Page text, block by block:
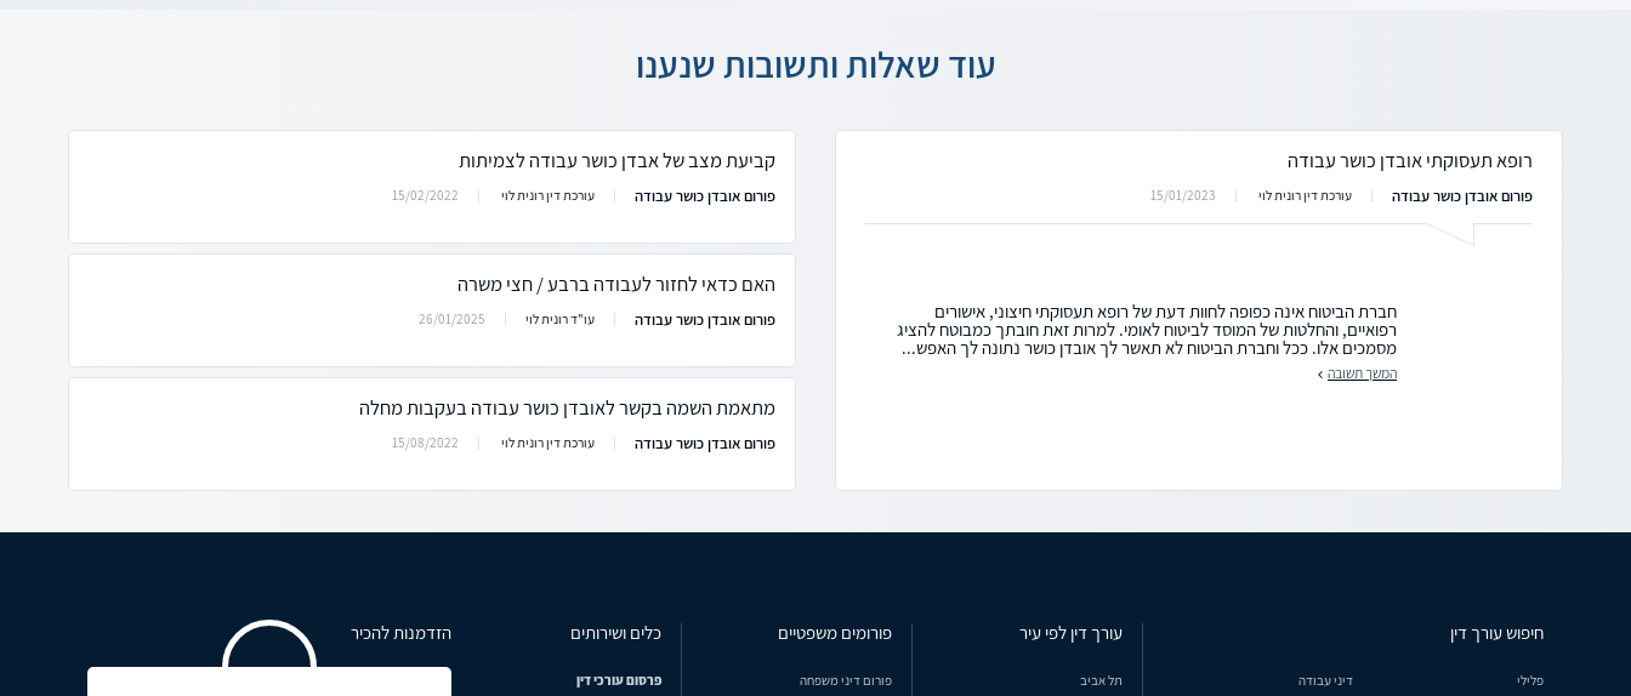
עוד שאלות ותשובות שנענו
רופא תעסוקתי אובדן כושר עבודה
פורום אובדן כושר עבודה עורכת דין רונית לוי 15/01/2023
חברת הביטוח אינה כפופה לחוות דעת של רופא תעסוקתי חיצוני, אישורים
רפואיים, והחלטות של המוסד לביטוח לאומי. למרות זאת חובתך כמבוטח להציג
מסמכים אלו. ככל וחברת הביטוח לא תאשר לך אובדן כושר נתונה לך האפש...
המשך תשובה
קביעת מצב של אבדן כושר עבודה לצמיתות
פורום אובדן כושר עבודה עורכת דין רונית לוי 15/02/2022
האם כדאי לחזור לעבודה ברבע / חצי משרה
פורום אובדן כושר עבודה עו"ד רונית לוי 26/01/2025
מתאמת השמה בקשר לאובדן כושר עבודה בעקבות מחלה
פורום אובדן כושר עבודה עורכת דין רונית לוי 15/08/2022
חיפוש עורך דין
פלילי
דיני עבודה
עורך דין לפי עיר
תל אביב
פורומים משפטיים
פורום דיני משפחה
כלים ושירותים
פרסום עורכי דין
הזדמנות להכיר